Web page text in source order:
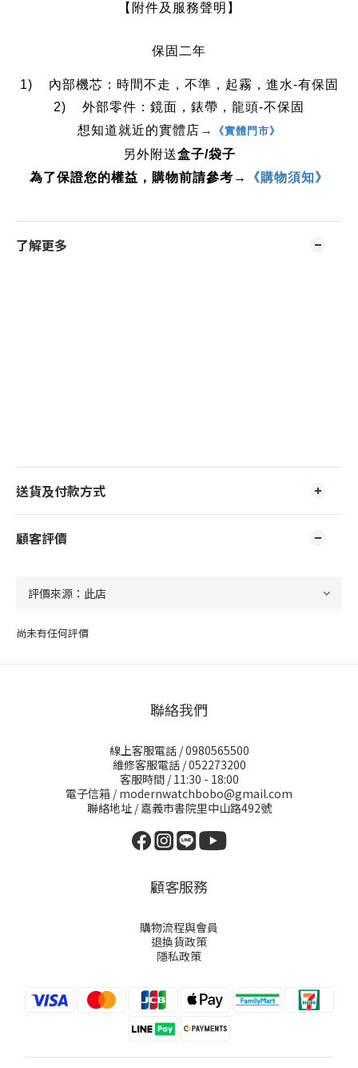
【附件及服務聲明】
保固二年
1) 內部機芯：時間不走，不準，起霧，進水-有保固
2) 外部零件：鏡面，錶帶，龍頭-不保固
想知道就近的實體店 → 《實體門市》
另外附送盒子/袋子
為了保證您的權益，購物前請參考→
《購物須知》
了解更多
送貨及付款方式
顧客評價
尚未有任何評價
聯絡我們
線上客服電話 / 0980565500
維修客服電話 / 052273200
客服時間 / 11:30 - 18:00
電子信箱 / modernwatchbobo@gmail.com
聯絡地址 / 嘉義市書院里中山路492號
顧客服務
購物流程與會員
退換貨政策
隱私政策